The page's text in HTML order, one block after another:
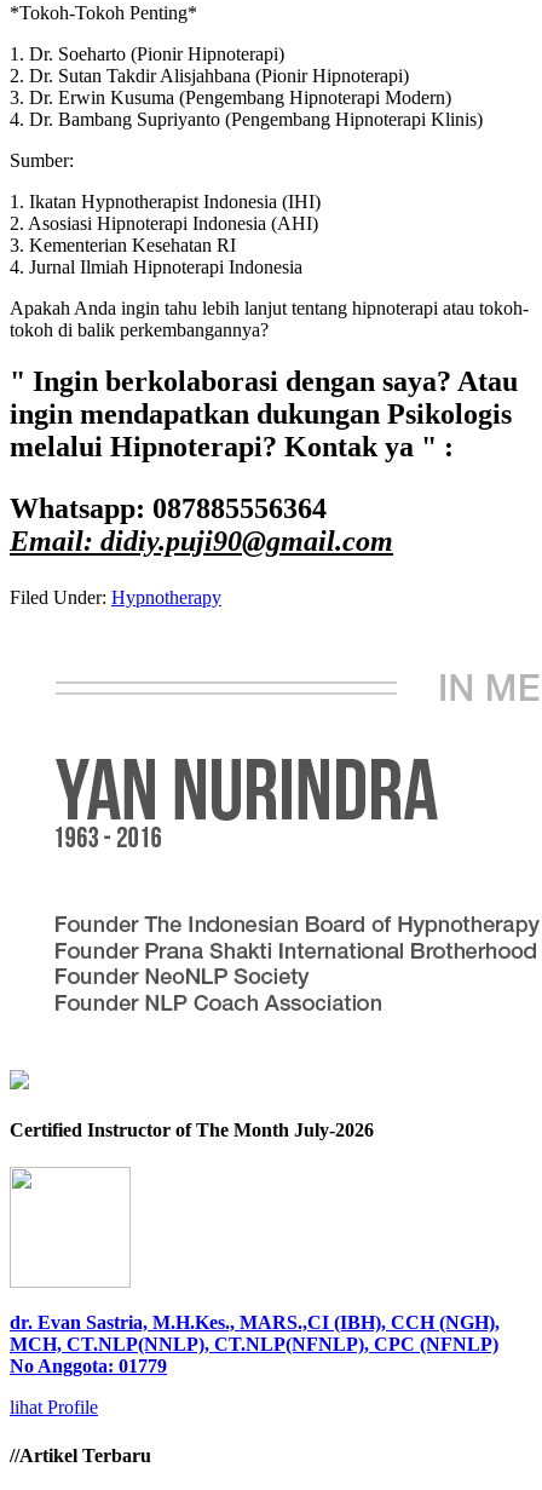
*Tokoh-Tokoh Penting*
1. Dr. Soeharto (Pionir Hipnoterapi)
2. Dr. Sutan Takdir Alisjahbana (Pionir Hipnoterapi)
3. Dr. Erwin Kusuma (Pengembang Hipnoterapi Modern)
4. Dr. Bambang Supriyanto (Pengembang Hipnoterapi Klinis)
Sumber:
1. Ikatan Hypnotherapist Indonesia (IHI)
2. Asosiasi Hipnoterapi Indonesia (AHI)
3. Kementerian Kesehatan RI
4. Jurnal Ilmiah Hipnoterapi Indonesia
Apakah Anda ingin tahu lebih lanjut tentang hipnoterapi atau tokoh-
tokoh di balik perkembangannya?
" Ingin berkolaborasi dengan saya? Atau
ingin mendapatkan dukungan Psikologis
melalui Hipnoterapi? Kontak ya " :
Whatsapp: 087885556364
Email: didiy.puji90@gmail.com
Filed Under: Hypnotherapy
Certified Instructor of The Month July-2026
dr. Evan Sastria, M.H.Kes., MARS.,CI (IBH), CCH (NGH),
MCH, CT.NLP(NNLP), CT.NLP(NFNLP), CPC (NFNLP)
No Anggota: 01779
lihat Profile
//Artikel Terbaru